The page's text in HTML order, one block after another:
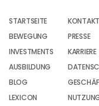
STARTSEITE
BEWEGUNG
INVESTMENTS
AUSBILDUNG
BLOG
LEXICON
PRESSE
KARRIERE